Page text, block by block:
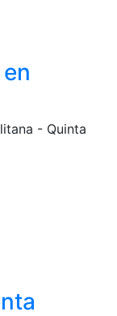
- Quinta